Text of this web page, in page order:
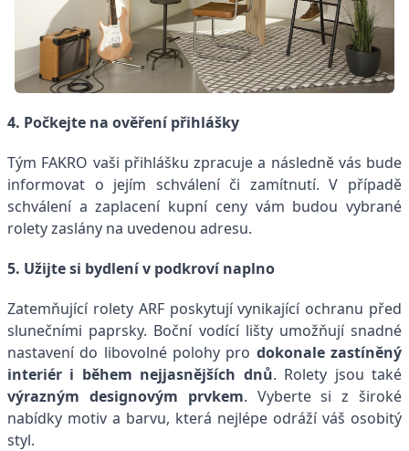
4. Počkejte na ověření přihlášky
Tým FAKRO vaši přihlášku zpracuje a následně vás bude
informovat o jejím schválení či zamítnutí. V případě
schválení a zaplacení kupní ceny vám budou vybrané
rolety zaslány na uvedenou adresu.
5. Užijte si bydlení v podkroví naplno
Zatemňující rolety ARF poskytují vynikající ochranu před
slunečními paprsky. Boční vodící lišty umožňují snadné
nastavení do libovolné polohy pro dokonale zastíněný
interiér i během nejjasnějších dnů. Rolety jsou také
výrazným designovým prvkem. Vyberte si z široké
nabídky motiv a barvu, která nejlépe odráží váš osobitý
styl.